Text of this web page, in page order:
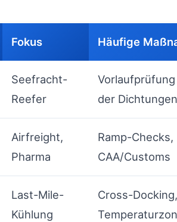
Fokus Häufige
Seefracht-
Reefer
der Dichtungen
Airfreight,
Pharma
Ramp-
CAA/Customs
Last-Mile-
Kühlung
Cross-Docking,